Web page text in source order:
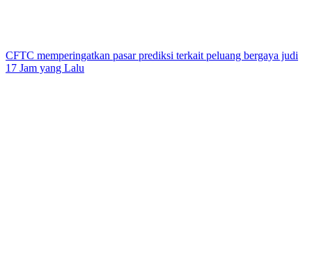
CFTC memperingatkan pasar prediksi terkait peluang bergaya judi
17 Jam yang Lalu